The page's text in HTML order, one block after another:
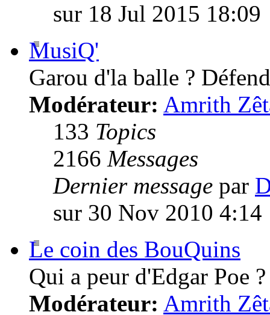
sur 18 Jul 2015 18:09
MusiQ'
Garou d'la balle ?
Modérateur: Amrith
133 Topics
2166 Messages
Dernier message par
sur 30 Nov 2010 4:14
Le coin des BouQuins
Qui a peur d'Edgar Poe ?
Modérateur: Amrith